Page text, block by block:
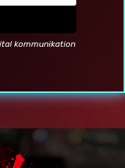
kommunikation